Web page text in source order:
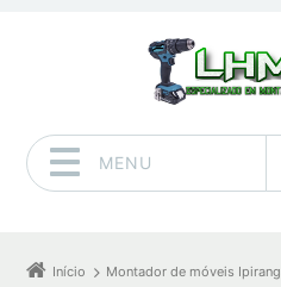
MENU
Início Montador de móveis